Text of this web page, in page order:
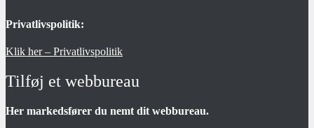
Privatlivspolitik:
Klik her – Privatlivspolitik
Tilføj et webbureau
Her markedsfører du nemt dit webbureau.